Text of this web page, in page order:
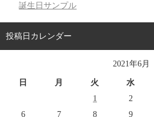
誕生日サンプル
投稿日カレンダー
2021年6月
日 月 火 水
1
2
6
7 8 9